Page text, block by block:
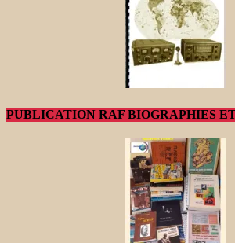
PUBLICATION RAF BIOGRAPHIES